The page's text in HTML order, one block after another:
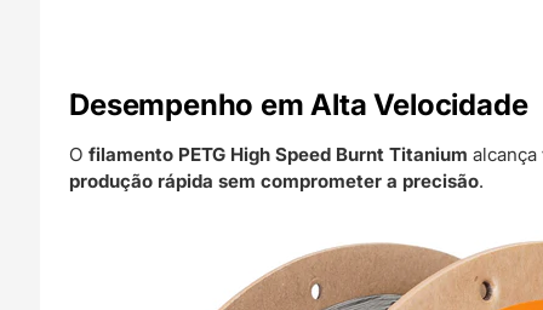
Desempenho em Alta Velocidade
Ofilamento PETG High Speed Burnt Titanium alcança
produção rápida sem comprometer a precisão.